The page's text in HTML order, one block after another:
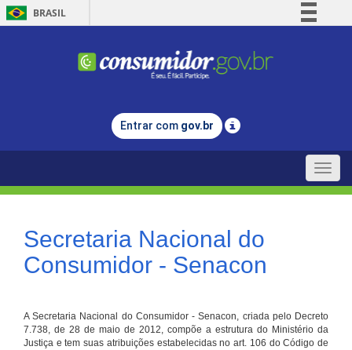
BRASIL
Comunica BR
Legislação
Entrar com gov.br
Toggle
Secretaria Nacional do
Consumidor - Senacon
A Secretaria Nacional do Consumidor - Senacon, criada pelo Decreto
7.738, de 28 de maio de 2012, compõe a estrutura do Ministério da
Justiça e tem suas atribuições estabelecidas no art. 106 do Código de